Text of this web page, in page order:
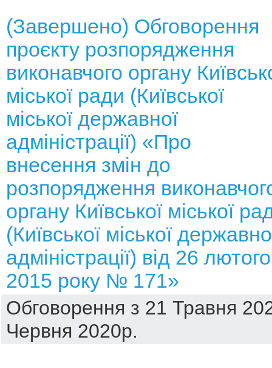
(Завершено) Обговорення
проєкту розпорядження
виконавчого органу
міської ради (Київської
міської державної
адміністрації) «Про
внесення змін до
розпорядження
органу Київської міської
(Київської міської
адміністрації) від 26 лютого
2015 року № 171»
Обговорення з 21 Травня
Червня 2020р.